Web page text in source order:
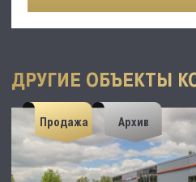
ДРУГИЕ ОБЪЕКТЫ
Продажа Архив